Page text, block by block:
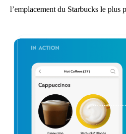
l’emplacement du Starbucks le plus